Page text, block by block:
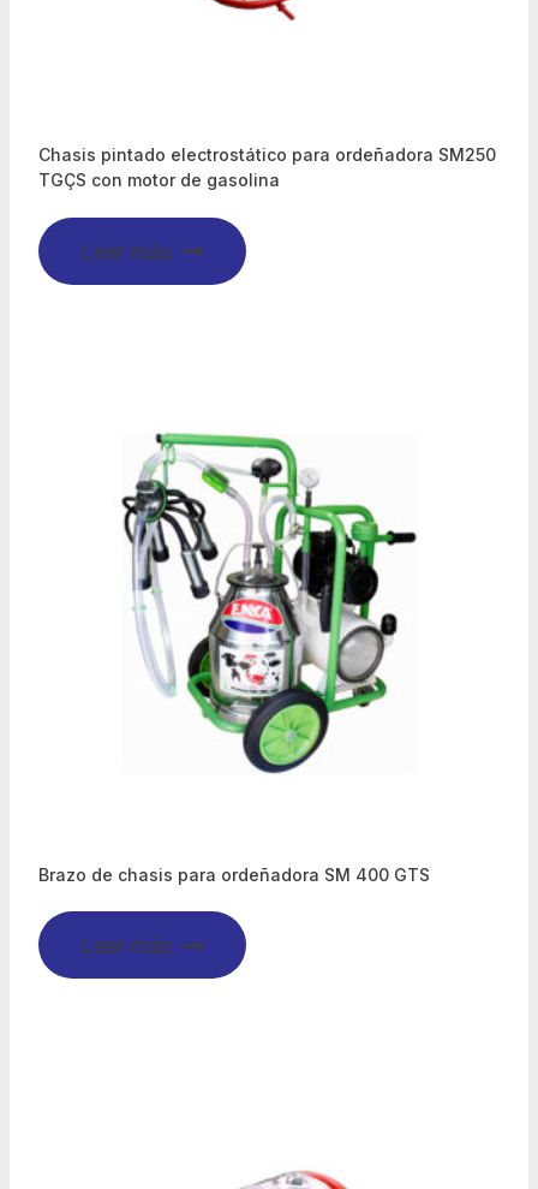
Chasis pintado electrostático para ordeñadora SM250
TGÇS con motor de gasolina
Leer más
Brazo de chasis para ordeñadora SM 400 GTS
Leer más